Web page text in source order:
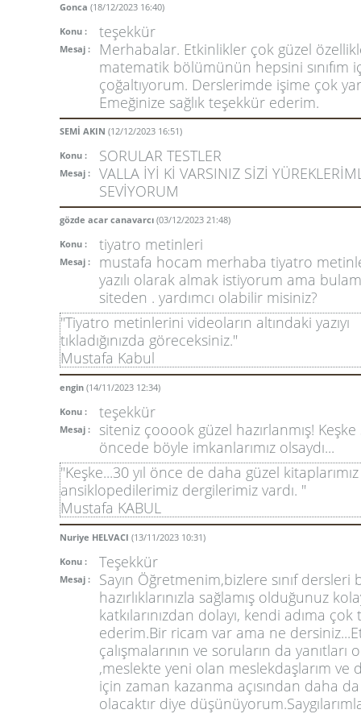
Gonca (18/12/2023 16:40)
Konu :
teşekkür
Mesaj :
Merhabalar. Etkinlikler çok güzel
matematik bölümünün hepsini sınıfım
çoğaltıyorum. Derslerimde işime çok
Emeğinize sağlık teşekkür ederim.
SEMİ AKIN (12/12/2023 16:51)
Konu :
SORULAR TESTLER
Mesaj :
VALLA İYİ Kİ VARSINIZ SİZİ
SEVİYORUM
gözde acar canavarcı (03/12/2023 21:48)
Konu :
tiyatro metinleri
Mesaj :
mustafa hocam merhaba tiyatro
yazılı olarak almak istiyorum ama
siteden . yardımcı olabilir misiniz?
"Tiyatro metinlerini videoların altındaki yazıyı
tıkladığınızda göreceksiniz."
Mustafa Kabul
engin (14/11/2023 12:34)
Konu :
teşekkür
Mesaj :
siteniz çooook güzel hazırlanmış! Keşke
öncede böyle imkanlarımız olsaydı...
"Keşke...30 yıl önce de daha güzel kitaplarımız
ansiklopedilerimiz dergilerimiz vardı. "
Mustafa KABUL
Nuriye HELVACI (13/11/2023 10:31)
Konu :
Teşekkür
Mesaj :
Sayın Öğretmenim,bizlere sınıf dersleri
hazırlıklarınızla sağlamış olduğunuz
katkılarınızdan dolayı, kendi adıma
ederim.Bir ricam var ama ne
çalışmalarının ve soruların da yanıtları
,meslekte yeni olan meslekdaşlarım ve
için zaman kazanma açısından daha
olacaktır diye